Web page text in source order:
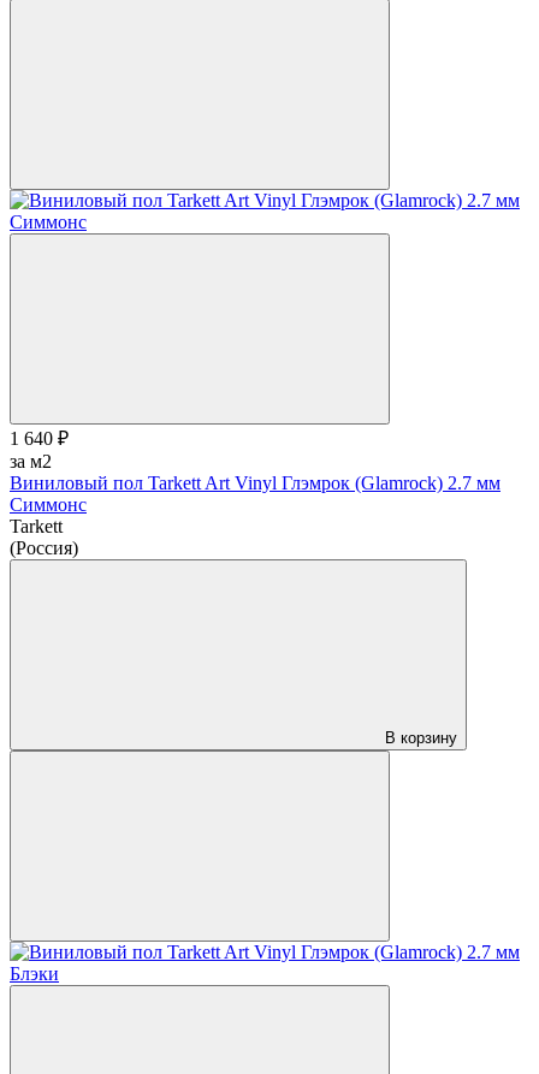
1 640 ₽
за м2
Виниловый пол Tarkett Art Vinyl Глэмрок (Glamrock) 2.7 мм
Симмонс
Tarkett
(Россия)
В корзину